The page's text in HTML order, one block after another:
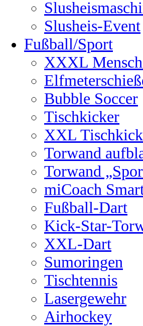
Slusheis-Event
Fußball/Sport
XXXL
Bubble Soccer
Tischkicker
XXL
Torwand
Torwand
miCoach
Fußball-Dart
Kick-Star-
XXL-Dart
Sumoringen
Tischtennis
Lasergewehr
Airhockey